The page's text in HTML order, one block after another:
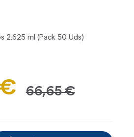
2.625 ml (Pack 50 Uds)
66,65 €